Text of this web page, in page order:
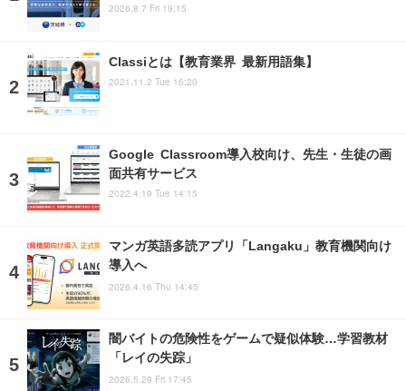
2026.8.7 Fri 19:15
Classiとは【教育業界 最新用語集】
2021.11.2 Tue 16:20
Google Classroom導入校向け、先生・生徒の画
面共有サービス
2022.4.19 Tue 14:15
マンガ英語多読アプリ「Langaku」教育機関向け
導入へ
2026.4.16 Thu 14:45
闇バイトの危険性をゲームで疑似体験…学習教材
「レイの失踪」
2026.5.29 Fri 17:45